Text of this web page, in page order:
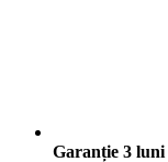
Garanție 3 luni